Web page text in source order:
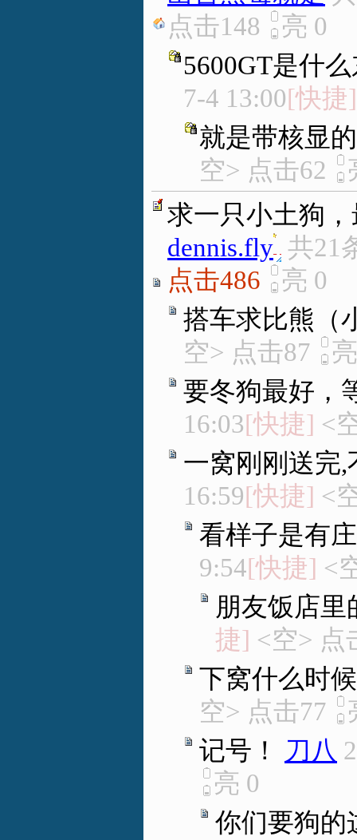
点击148
亮 0
5600GT是什
7-4 13:00[快捷]
就是带核显
空> 点击62
求一只小土狗
dennis.fly. 共21
点击486
亮 0
搭车求比熊（
空> 点击87
要冬狗最好，
16:03[快捷] <
一窝刚刚送完
16:59[快捷] <
看样子是有
9:54[快捷] <
朋友饭店里
捷] <空> 点
下窝什么时
空> 点击77
记号！
刀八
亮 0
你们要狗的